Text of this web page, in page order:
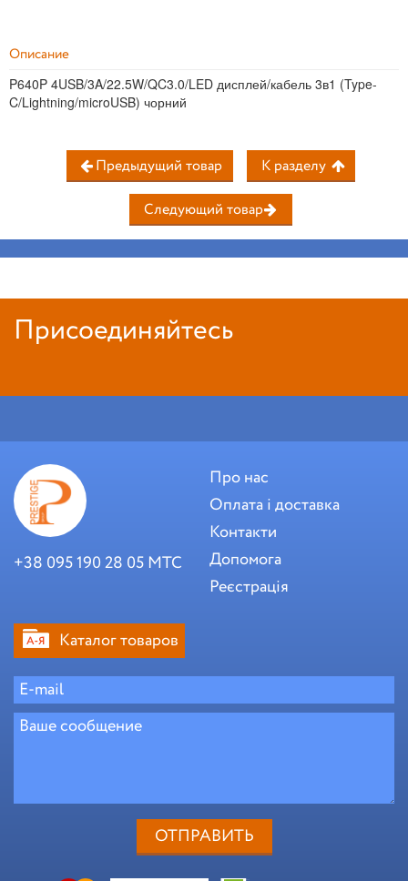
Описание
P640P 4USB/3A/22.5W/QC3.0/LED дисплей/кабель 3в1 (Type-
C/Lightning/microUSB) чорний
Предыдущий товар К разделу
Следующий товар
Присоединяйтесь
+38 095 190 28 05 МТС
Про нас
Оплата і доставка
Контакти
Допомога
Реєстрація
Каталог товаров